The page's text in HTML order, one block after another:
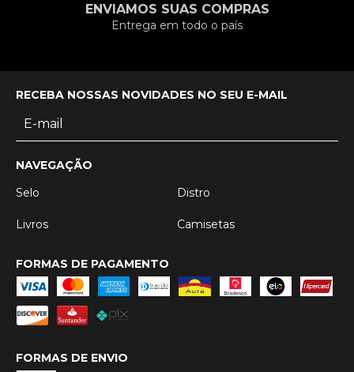
ENVIAMOS SUAS COMPRAS
Entrega em todo o país
RECEBA NOSSAS NOVIDADES NO SEU E-MAIL
NAVEGAÇÃO
Selo
Distro
Livros Camisetas
FORMAS DE PAGAMENTO
FORMAS DE ENVIO